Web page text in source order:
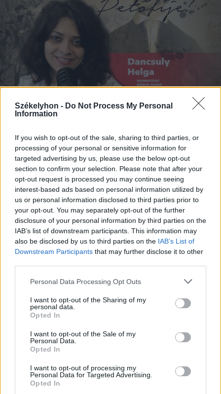
Székelyhon - Do Not Process My Personal
Information
If you wish to opt-out of the sale, sharing to third parties, or
processing of your personal or sensitive information for
targeted advertising by us, please use the below opt-out
section to confirm your selection. Please note that after your
opt-out request is processed you may continue seeing
interest-based ads based on personal information utilized by
us or personal information disclosed to third parties prior to
your opt-out. You may separately opt-out of the further
disclosure of your personal information by third parties on the
IAB’s list of downstream participants. This information may
also be disclosed by us to third parties on the IAB’s List of
Downstream Participants that may further disclose it to other
Personal Data Processing Opt Outs
I want to opt-out of the Sharing of my
personal data.
Opted In
I want to opt-out of the Sale of my
Personal Data.
Opted In
I want to opt-out of processing my
Personal Data for Targeted Advertising.
Opted In
Szónokverseny: Petőfi
munkásságának modern
bemutatása
2023. február 13., hétfő
Sok vívódás után úgy döntött,